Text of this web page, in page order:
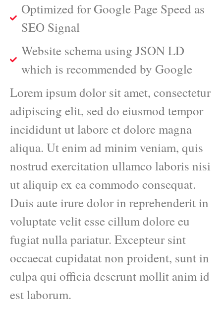
Optimized for Google Page Speed as
SEO Signal
Website schema using JSON LD
which is recommended by Google
Lorem ipsum dolor sit amet, consectetur
adipiscing elit, sed do eiusmod tempor
incididunt ut labore et dolore magna
aliqua. Ut enim ad minim veniam, quis
nostrud exercitation ullamco laboris nisi
ut aliquip ex ea commodo consequat.
Duis aute irure dolor in reprehenderit in
voluptate velit esse cillum dolore eu
fugiat nulla pariatur. Excepteur sint
occaecat cupidatat non proident, sunt in
culpa qui officia deserunt mollit anim id
est laborum.